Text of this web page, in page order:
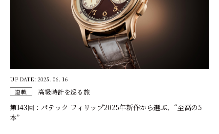
UP DATE: 2025. 06. 16
連載
高級時計を巡る旅
第143回：パテック フィリップ2025年新作から選ぶ、“至高の5
本”